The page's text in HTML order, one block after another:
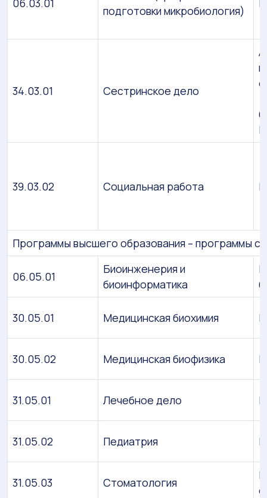
06.03.01
подготовки микробиология)
34.03.01 Сестринское дело
39.03.02 Социальная работа
Программы высшего образования – программы
06.05.01
Биоинженерия и
биоинформатика
30.05.01 Медицинская биохимия
30.05.02 Медицинская биофизика
31.05.01 Лечебное дело
31.05.02 Педиатрия
31.05.03 Стоматология